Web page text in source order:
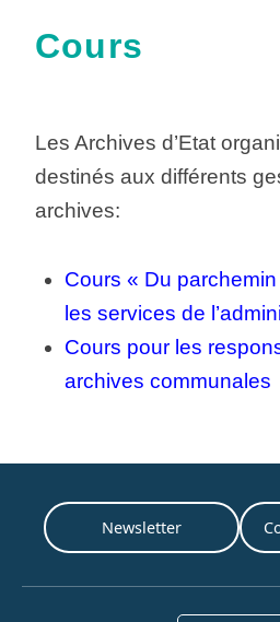
Cours
Les Archives d’Etat
destinés aux différents
archives:
Cours « Du
les services de
Cours pour les
archives communales
Newsletter